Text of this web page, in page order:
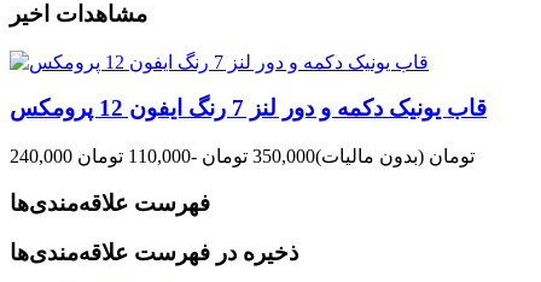
مشاهدات اخیر
قاب یونیک دکمه و دور لنز 7 رنگ ایفون 12 پرومکس
240,000 تومان (بدون مالیات)350,000 تومان -110,000 تومان
فهرست علاقه‌مندی‌ها
ذخیره در فهرست علاقه‌مندی‌ها